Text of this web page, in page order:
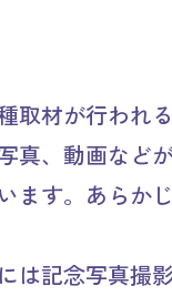
取材が行われ
真、動画など
ます。あらか
は記念写真撮